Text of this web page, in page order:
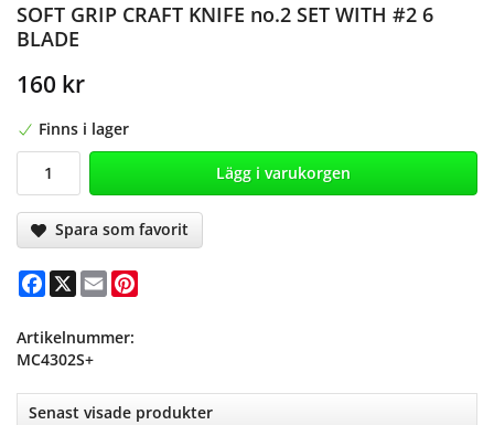
SOFT GRIP CRAFT KNIFE no.2 SET WITH #2 6
BLADE
160 kr
Finns i lager
Lägg i varukorgen
Spara som favorit
Facebook
X Email
Artikelnummer:
MC4302S+
Senast visade produkter